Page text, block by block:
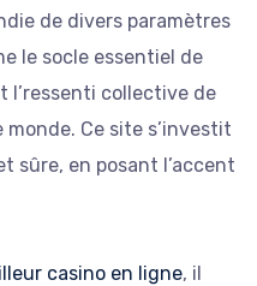
de divers paramètres
le socle essentiel de
l’ressenti collective de
Ce site s’investit
sûre, en posant l’accent
casino en ligne, il